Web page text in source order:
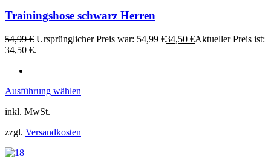
Trainingshose schwarz Herren
54,99€ Ursprünglicher Preis war: 54,99 €34,50 €Aktueller Preis ist:
34,50 €.
Ausführung wählen
inkl. MwSt.
zzgl. Versandkosten